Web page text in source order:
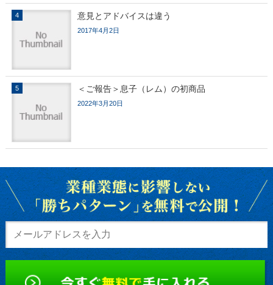
意見とアドバイスは違う
2017年4月2日
＜ご報告＞息子（レム）の初商品
2022年3月20日